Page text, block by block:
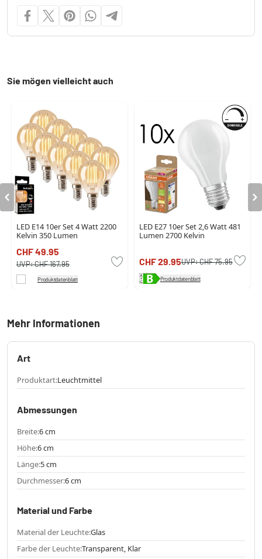
Sie mögen vielleicht auch
LED E14 10er Set 4 Watt 2200
Kelvin 350 Lumen
CHF 49.95
UVP:CHF 167.95
Produktdatenblatt
LED E27 10er Set 2,6 Watt 481
Lumen 2700 Kelvin
CHF 29.95UVP:CHF 75.95
Produktdatenblatt
Mehr Informationen
Art
Produktart:Leuchtmittel
Abmessungen
Breite:6 cm
Höhe:6 cm
Länge:5 cm
Durchmesser:6 cm
Material und Farbe
Material der Leuchte:Glas
Farbe der Leuchte:Transparent, Klar